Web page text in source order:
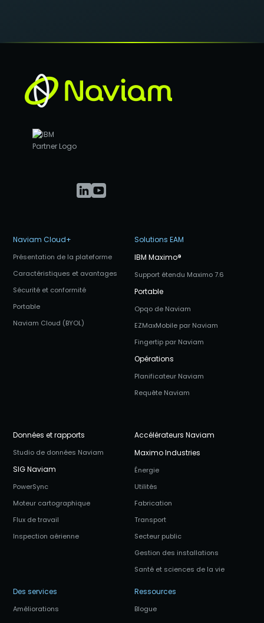
Naviam Cloud+
Présentation de la plateforme
Caractéristiques et avantages
Sécurité et conformité
Portable
Naviam Cloud (BYOL)
Solutions EAM
IBM Maximo®
Support étendu Maximo 7.6
Portable
Opqo de Naviam
EZMaxMobile par Naviam
Fingertip par Naviam
Opérations
Planificateur Naviam
Requête Naviam
Données et rapports
Studio de données Naviam
SIG Naviam
PowerSync
Moteur cartographique
Flux de travail
Inspection aérienne
Accélérateurs Naviam
Maximo Industries
Énergie
Utilités
Fabrication
Transport
Secteur public
Gestion des installations
Santé et sciences de la vie
Des services
Améliorations
Ressources
Blogue